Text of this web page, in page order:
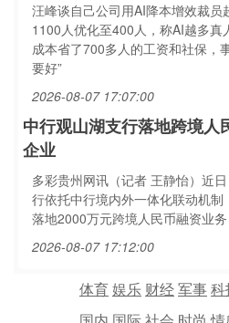
汪峰谈自己公司用AI降本增效裁员
1100人优化至400人，称AI越多真
成本省了700多人的工资和社保，
要好”
2026-08-07 17:07:00
中行观山湖支行落地跨境人
企业
多彩贵州网讯（记者 王静怡）近
行依托中行境内外一体化联动机
落地2000万元跨境人民币融资业务
2026-08-07 17:12:00
体育娱乐 财经军事科